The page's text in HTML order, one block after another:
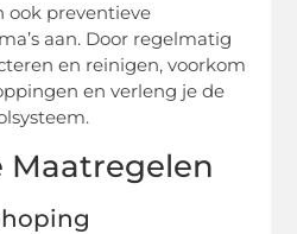
ook preventieve
aan. Door regelmatig
en reinigen, voorkom
en verleng je de
Maatregelen